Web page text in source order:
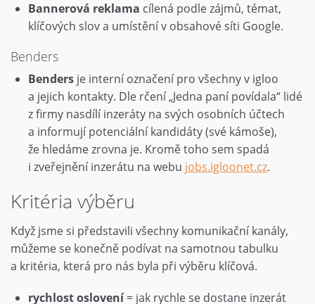
Bannerová reklama cílená podle zájmů, témat,
klíčových slov a umístění v obsahové síti Google.
Benders
Benders je interní označení pro všechny v igloo
a jejich kontakty. Dle rčení „Jedna paní povídala“ lidé
z firmy nasdílí inzeráty na svých osobních účtech
a informují potenciální kandidáty (své kámoše),
že hledáme zrovna je. Kromě toho sem spadá
i zveřejnění inzerátu na webu jobs.igloonet.cz.
Kritéria výběru
Když jsme si představili všechny komunikační kanály,
můžeme se konečně podívat na samotnou tabulku
a kritéria, která pro nás byla při výběru klíčová.
rychlost oslovení= jak rychle se dostane inzerát